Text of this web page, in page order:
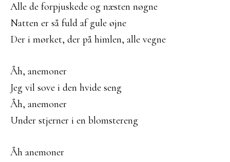
Alle de forpjuskede og næsten nøgne
Natten er så fuld af gule øjne
Der i mørket, der på himlen, alle vegne
Åh, anemoner
Jeg vil sove i den hvide seng
Åh, anemoner
Under stjerner i en blomstereng
Åh anemoner